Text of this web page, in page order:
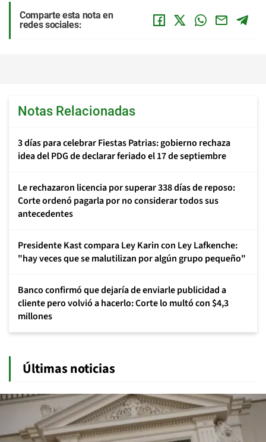
Comparte esta nota en
redes sociales:
Notas Relacionadas
3 días para celebrar Fiestas Patrias: gobierno rechaza
idea del PDG de declarar feriado el 17 de septiembre
Le rechazaron licencia por superar 338 días de reposo:
Corte ordenó pagarla por no considerar todos sus
antecedentes
Presidente Kast compara Ley Karin con Ley Lafkenche:
"hay veces que se malutilizan por algún grupo pequeño"
Banco confirmó que dejaría de enviarle publicidad a
cliente pero volvió a hacerlo: Corte lo multó con $4,3
millones
Últimas noticias